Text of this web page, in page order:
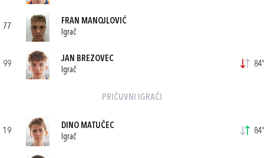
77
FRAN MANOJLOVIĆ
Igrač
99
JAN BREZOVEC
Igrač
84'
PRIČUVNI IGRAČI
19
DINO MATUČEC
Igrač
84'